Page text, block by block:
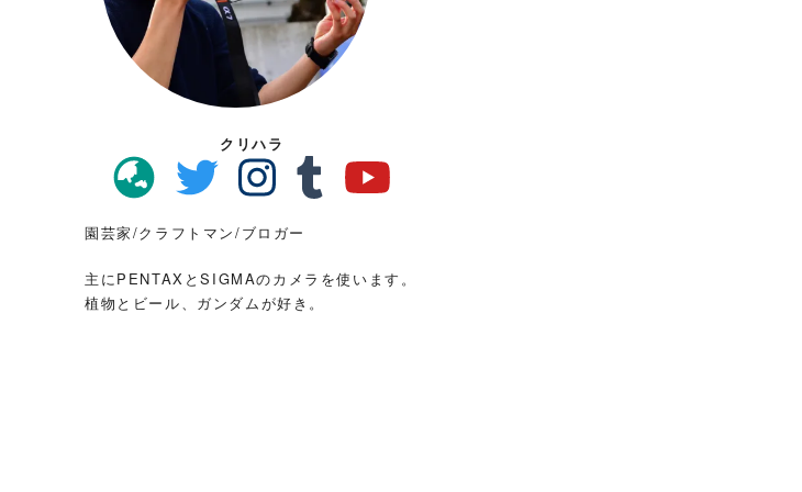
クリハラ
園芸家/クラフトマン/ブロガー
主にPENTAXとSIGMAのカメラを使います。
植物とビール、ガンダムが好き。